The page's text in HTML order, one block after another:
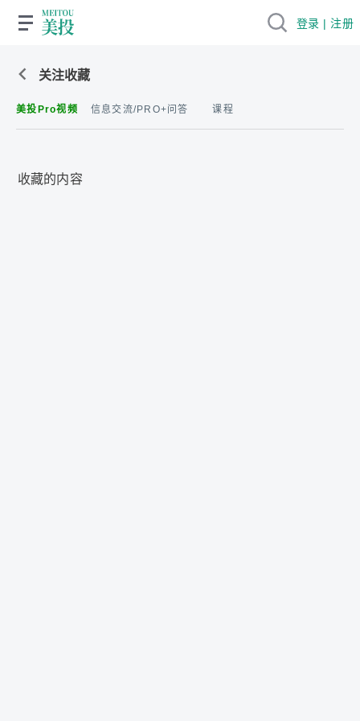
关注收藏
美投Pro视频 信息交流/PRO+问答 课程
收藏的内容
登录 | 注册